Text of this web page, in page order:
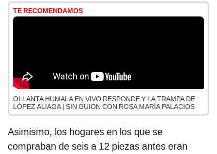
TE RECOMENDAMOS
OLLANTA HUMALA EN VIVO RESPONDE Y LA TRAMPA DE
LÓPEZ ALIAGA | SIN GUION CON ROSA MARÍA PALACIOS
Asimismo, los hogares en los que se
compraban de seis a 12 piezas antes eran